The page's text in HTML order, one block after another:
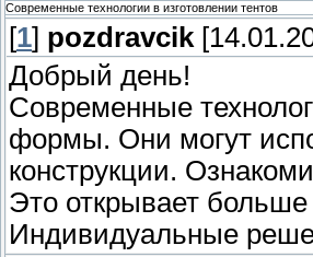
Современные технологии в изготовлении тентов
[1] pozdravcik
Добрый день!
Современные
формы. Они могут
конструкции.
Это открывает
Индивидуальные